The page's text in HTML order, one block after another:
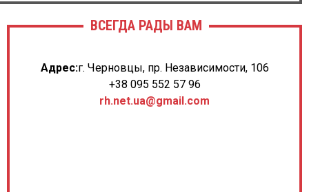
ВСЕГДА РАДЫ ВАМ
Адрес:г. Черновцы, пр. Независимости, 106
+38 095 552 57 96
rh.net.ua@gmail.com